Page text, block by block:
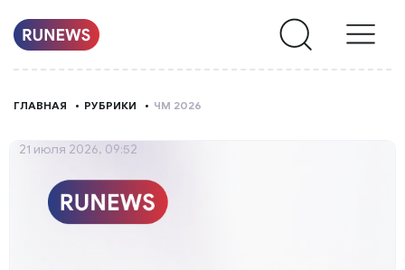
ГЛАВНАЯ РУБРИКИ ЧМ 2026
21 июля 2026, 09:52